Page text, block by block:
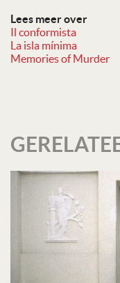
Lees meer over
Il conformista
La isla mínima
Memories of Murder